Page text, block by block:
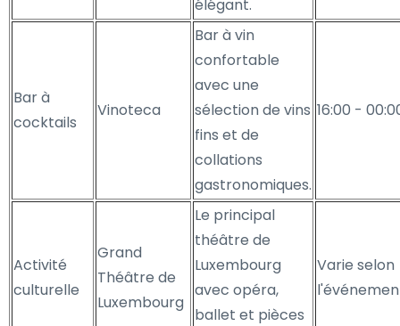
élégant.
Bar à
cocktails
Vinoteca
Bar à vin
confortable
avec une
sélection de vins
fins et de
collations
gastronomiques.
16:00 -
Activité
culturelle
Grand
Théâtre de
Luxembourg
Le principal
théâtre de
Luxembourg
avec opéra,
ballet et pièces
Varie selon